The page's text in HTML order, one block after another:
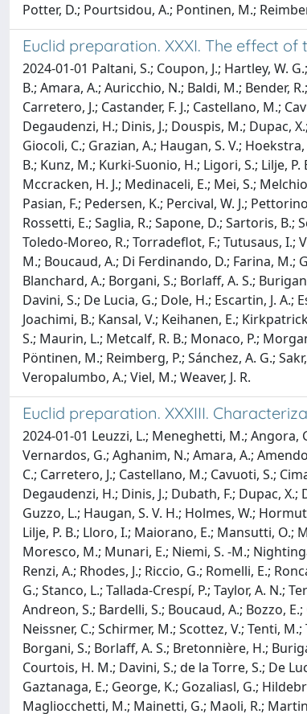
Potter, D.; Pourtsidou, A.; Pontinen, M.;
Euclid preparation. XXXI. The effect
2024-01-01 Paltani, S.; Coupon, J.; Hartley, W.
B.; Amara, A.; Auricchio, N.; Baldi, M.; Bender,
Carretero, J.; Castander, F. J.; Castellano, M.;
Degaudenzi, H.; Dinis, J.; Douspis, M.; Dupac,
Giocoli, C.; Grazian, A.; Haugan, S. V.;
B.; Kunz, M.; Kurki-Suonio, H.; Ligori, S.; Lilje,
Mccracken, H. J.; Medinaceli, E.; Mei, S.;
Pasian, F.; Pedersen, K.; Percival, W. J.;
Rossetti, E.; Saglia, R.; Sapone, D.; Sartoris, B.;
Toledo-Moreo, R.; Torradeflot, F.; Tutusaus, I.;
M.; Boucaud, A.; Di Ferdinando, D.; Farina, M.;
Blanchard, A.; Borgani, S.; Borlaff, A. S.;
Davini, S.; De Lucia, G.; Dole, H.; Escartin, J.
Joachimi, B.; Kansal, V.; Keihanen, E.;
S.; Maurin, L.; Metcalf, R. B.; Monaco, P.;
Pöntinen, M.; Reimberg, P.; Sánchez, A. G.;
Veropalumbo, A.; Viel, M.; Weaver, J. R.
Euclid preparation. XXXIII.
2024-01-01 Leuzzi, L.; Meneghetti, M.; Angora,
Vernardos, G.; Aghanim, N.; Amara, A.;
C.; Carretero, J.; Castellano, M.; Cavuoti, S.;
Degaudenzi, H.; Dinis, J.; Dubath, F.; Dupac,
Guzzo, L.; Haugan, S. V. H.; Holmes, W.;
Lilje, P. B.; Lloro, I.; Maiorano, E.; Mansutti, O.;
Moresco, M.; Munari, E.; Niemi, S. -M.;
Renzi, A.; Rhodes, J.; Riccio, G.; Romelli, E.;
G.; Stanco, L.; Tallada-Crespí, P.; Taylor, A. N.;
Andreon, S.; Bardelli, S.; Boucaud, A.; Bozzo,
Neissner, C.; Schirmer, M.; Scottez, V.; Tenti,
Borgani, S.; Borlaff, A. S.; Bretonnière, H.;
Courtois, H. M.; Davini, S.; de la Torre, S.; De
Gaztanaga, E.; George, K.; Gozaliasl, G.;
Magliocchetti, M.; Mainetti, G.; Maoli, R.;